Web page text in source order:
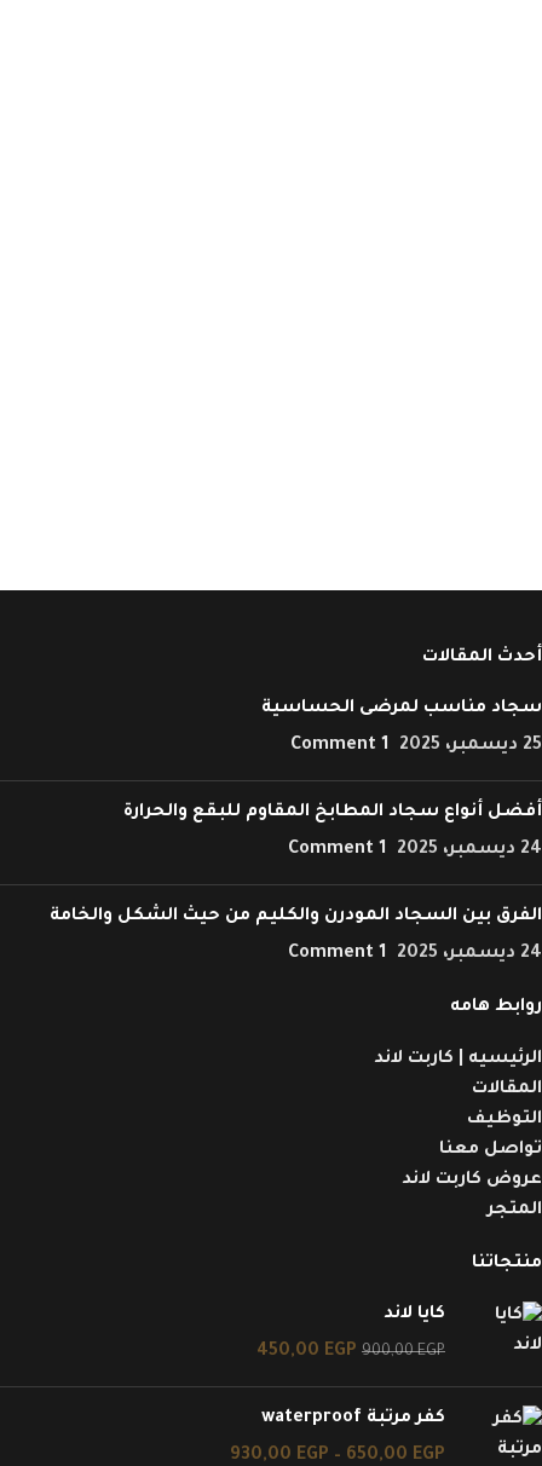
أحدث المقالات
سجاد مناسب لمرضى الحساسية
25 ديسمبر، 2025
1 Comment
أفضل أنواع سجاد المطابخ المقاوم للبقع والحرارة
24 ديسمبر، 2025
1 Comment
الفرق بين السجاد المودرن والكليم من حيث الشكل والخامة
24 ديسمبر، 2025
1 Comment
روابط هامه
الرئيسيه | كاربت لاند
المقالات
التوظيف
تواصل معنا
عروض كاربت لاند
المتجر
منتجاتنا
كايا لاند
900,00EGP
450,00 EGP
كفر مرتبة waterproof
650,00 EGP
–
930,00 EGP